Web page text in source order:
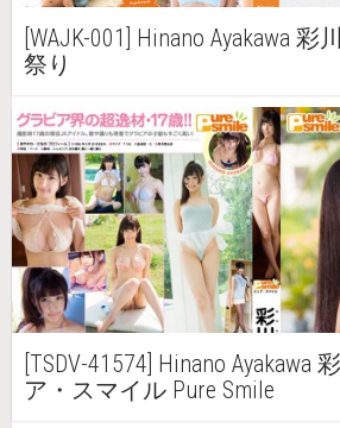
[WAJK-001] Hinano Ayakawa
祭り
[TSDV-41574] Hinano Ayakawa
ア・スマイル Pure Smile